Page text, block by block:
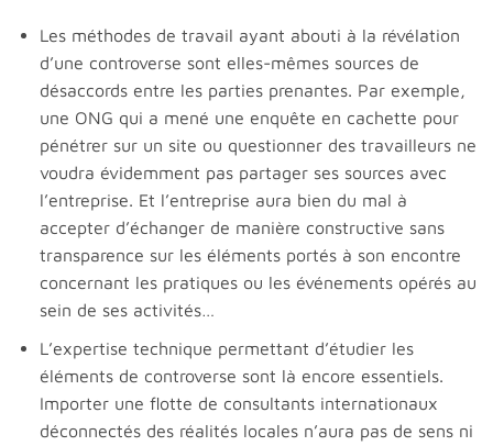
Les méthodes de travail ayant abouti à la révélation
d’une controverse sont elles-mêmes sources de
désaccords entre les parties prenantes. Par exemple,
une ONG qui a mené une enquête en cachette pour
pénétrer sur un site ou questionner des travailleurs ne
voudra évidemment pas partager ses sources avec
l’entreprise. Et l’entreprise aura bien du mal à
accepter d’échanger de manière constructive sans
transparence sur les éléments portés à son encontre
concernant les pratiques ou les événements opérés au
sein de ses activités…
L’expertise technique permettant d’étudier les
éléments de controverse sont là encore essentiels.
Importer une flotte de consultants internationaux
déconnectés des réalités locales n’aura pas de sens ni